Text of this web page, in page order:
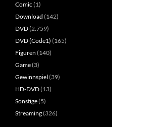
Comic (1)
Download (142)
DVD(2.759)
DVD (Code1) (165)
Figuren (140)
Game(3)
Gewinnspiel (39)
HD-DVD(13)
Sonstige(5)
Streaming(326)